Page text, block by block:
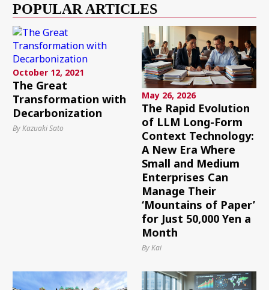
POPULAR ARTICLES
October 12, 2021
The Great
Transformation with
Decarbonization
By Kazuaki Sato
May 26, 2026
The Rapid Evolution
of LLM Long-Form
Context Technology:
A New Era Where
Small and Medium
Enterprises Can
Manage Their
‘Mountains of Paper’
for Just 50,000 Yen a
Month
By Kai